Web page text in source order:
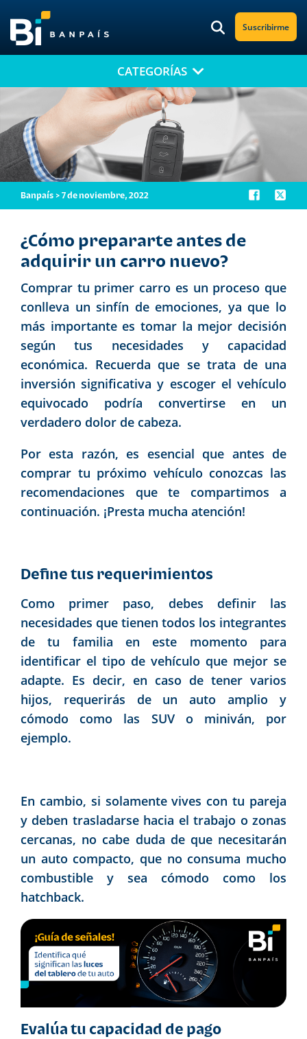
Suscribirme
¡No te pierdas nuestro nuevo contenido!
Suscríbete a nuestro blog y recibe mensualmente en tu correo
electrónico, las noticias más relevantes.
CATEGORÍAS
Banpaís > 7 de noviembre, 2022
¿Cómo prepararte antes de
adquirir un carro nuevo?
Comprar tu primer carro es un proceso que
conlleva un sinfín de emociones, ya que lo
más importante es tomar la mejor decisión
según tus necesidades y capacidad
económica. Recuerda que se trata de una
inversión significativa y escoger el vehículo
equivocado podría convertirse en un
verdadero dolor de cabeza.
Por esta razón, es esencial que antes de
comprar tu próximo vehículo conozcas las
recomendaciones que te compartimos a
continuación. ¡Presta mucha atención!
Define tus requerimientos
Como primer paso, debes definir las
necesidades que tienen todos los integrantes
de tu familia en este momento para
identificar el tipo de vehículo que mejor se
adapte. Es decir, en caso de tener varios
hijos, requerirás de un auto amplio y
cómodo como las SUV o miniván, por
ejemplo.
En cambio, si solamente vives con tu pareja
y deben trasladarse hacia el trabajo o zonas
cercanas, no cabe duda de que necesitarán
un auto compacto, que no consuma mucho
combustible y sea cómodo como los
hatchback.
Evalúa tu capacidad de pago